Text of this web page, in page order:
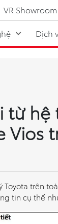
VR Showroom
Dịch
từ hệ
Vios
trên
tin cụ thể